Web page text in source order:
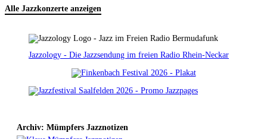
Alle Jazzkonzerte anzeigen
Jazzology - Die Jazzsendung im freien Radio Rhein-Neckar
Archiv: Mümpfers Jazznotizen